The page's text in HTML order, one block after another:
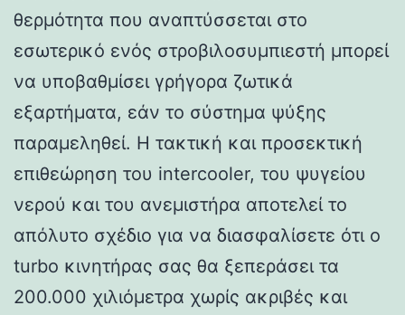
θερμότητα που αναπτύσσεται στο
εσωτερικό ενός στροβιλοσυμπιεστή μπορεί
να υποβαθμίσει γρήγορα ζωτικά
εξαρτήματα, εάν το σύστημα ψύξης
παραμεληθεί. Η τακτική και προσεκτική
επιθεώρηση του intercooler, του ψυγείου
νερού και του ανεμιστήρα αποτελεί το
απόλυτο σχέδιο για να διασφαλίσετε ότι ο
turbo κινητήρας σας θα ξεπεράσει τα
200.000 χιλιόμετρα χωρίς ακριβές και